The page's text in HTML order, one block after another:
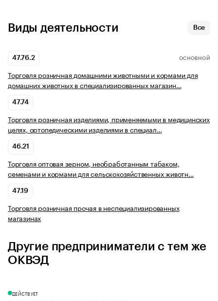
Виды деятельности Все
47.76.2 ОСНОВНОЙ
Торговля розничная домашними животными и кормами для
домашних животных в специализированных магазин…
47.74
Торговля розничная изделиями, применяемыми в медицинских
целях, ортопедическими изделиями в специал…
46.21
Торговля оптовая зерном, необработанным табаком,
семенами и кормами для сельскохозяйственных животн…
47.19
Торговля розничная прочая в неспециализированных
магазинах
Другие предприниматели с тем же
ОКВЭД
ДЕЙСТВУЕТ